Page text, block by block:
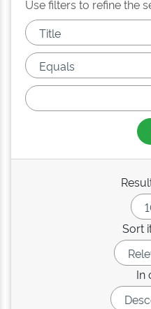
Use filters to refine the
Sort
In